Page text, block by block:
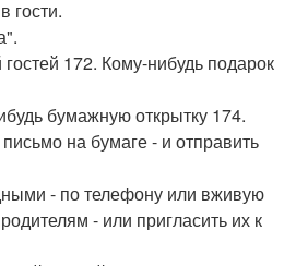
гости.
172. Кому-нибудь подарок
бумажную открытку 174.
на бумаге - и отправить
- по телефону или вживую
- или пригласить их к